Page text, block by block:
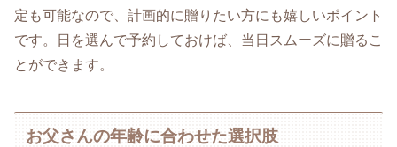
定も可能なので、計画的に贈りたい方にも嬉しいポイント
です。日を選んで予約しておけば、当日スムーズに贈るこ
とができます。
お父さんの年齢に合わせた選択肢